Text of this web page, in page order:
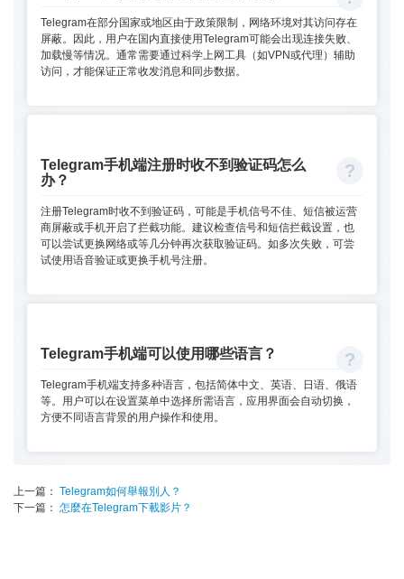
Telegram在部分国家或地区由于政策限制，网络环境对其访问存在
屏蔽。因此，用户在国内直接使用Telegram可能会出现连接失败、
加载慢等情况。通常需要通过科学上网工具（如VPN或代理）辅助
访问，才能保证正常收发消息和同步数据。
Telegram手机端注册时收不到验证码怎么
办？
注册Telegram时收不到验证码，可能是手机信号不佳、短信被运营
商屏蔽或手机开启了拦截功能。建议检查信号和短信拦截设置，也
可以尝试更换网络或等几分钟再次获取验证码。如多次失败，可尝
试使用语音验证或更换手机号注册。
Telegram手机端可以使用哪些语言？
Telegram手机端支持多种语言，包括简体中文、英语、日语、俄语
等。用户可以在设置菜单中选择所需语言，应用界面会自动切换，
方便不同语言背景的用户操作和使用。
上一篇： Telegram如何舉報別人？
下一篇： 怎麼在Telegram下載影片？